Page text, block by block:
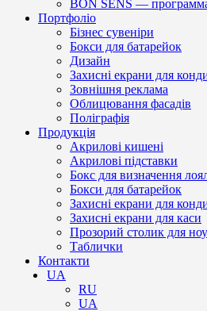
BON SENS —
Портфоліо
Бізнес сувеніри
Бокси для батарейок
Дизайн
Захисні екрани для
Зовнішня реклама
Облицювання фасадів
Поліграфія
Продукція
Акрилові кишені
Акрилові підставки
Бокс для визначення
Бокси для батарейок
Захисні екрани для
Захисні екрани для каси
Прозорий столик для
Таблички
Контакти
UA
RU
UA